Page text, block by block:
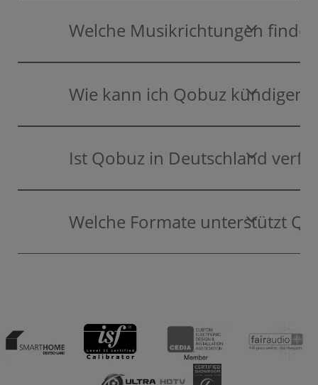
Welche Musikrichtungen finde
Wie kann ich Qobuz kündigen?
Ist Qobuz in Deutschland
Welche Formate unterstützt